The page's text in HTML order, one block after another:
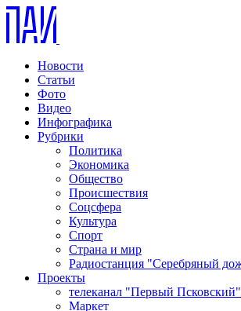
Новости
Статьи
Фото
Видео
Инфографика
Рубрики
Политика
Экономика
Общество
Происшествия
Соцсфера
Культура
Спорт
Страна и мир
Радиостанция "Серебряный
Проекты
телеканал "Первый Псковский"
Маркет